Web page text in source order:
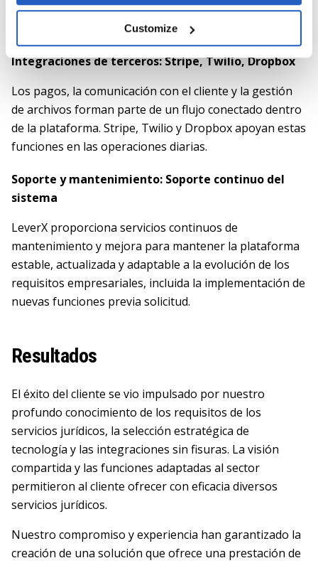
Customize
y mantener las interacciones consistentes a través de
diferentes dispositivos.
Integraciones de terceros: Stripe, Twilio, Dropbox
Los pagos, la comunicación con el cliente y la gestión
de archivos forman parte de un flujo conectado dentro
de la plataforma. Stripe, Twilio y Dropbox apoyan estas
funciones en las operaciones diarias.
Soporte y mantenimiento: Soporte continuo del
sistema
LeverX proporciona servicios continuos de
mantenimiento y mejora para mantener la plataforma
estable, actualizada y adaptable a la evolución de los
requisitos empresariales, incluida la implementación de
nuevas funciones previa solicitud.
Resultados
El éxito del cliente se vio impulsado por nuestro
profundo conocimiento de los requisitos de los
servicios jurídicos, la selección estratégica de
tecnología y las integraciones sin fisuras. La visión
compartida y las funciones adaptadas al sector
permitieron al cliente ofrecer con eficacia diversos
servicios jurídicos.
Nuestro compromiso y experiencia han garantizado la
creación de una solución que ofrece una prestación de